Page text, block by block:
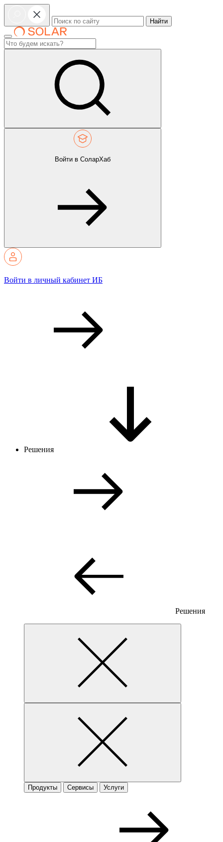
Найти
Войти в СоларХаб
Войти в личный кабинет ИБ
Решения
Решения
Продукты Сервисы Услуги